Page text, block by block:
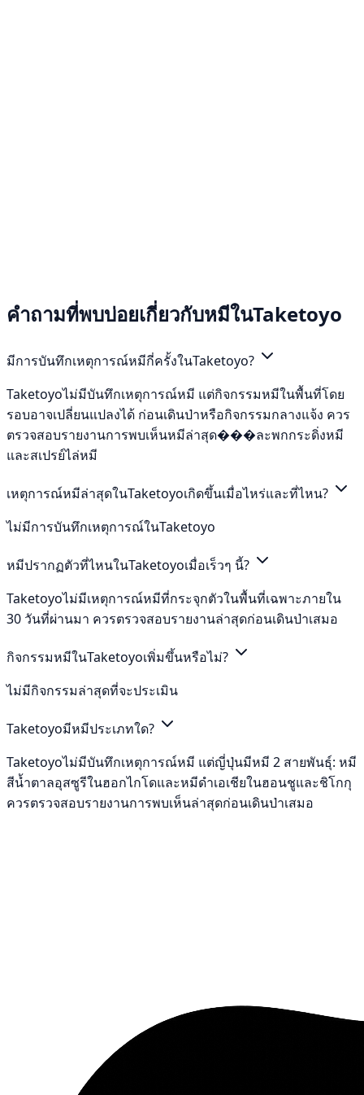
คำถามที่พบบ่อยเกี่ยวกับหมีในTaketoyo
มีการบันทึกเหตุการณ์หมีกี่ครั้งในTaketoyo?
Taketoyoไม่มีบันทึกเหตุการณ์หมี แต่กิจกรรมหมีในพื้นที่โดย
รอบอาจเปลี่ยนแปลงได้ ก่อนเดินป่าหรือกิจกรรมกลางแจ้ง ควร
ตรวจสอบรายงานการพบเห็นหมีล่าสุด���ละพกกระดิ่งหมี
และสเปรย์ไล่หมี
เหตุการณ์หมีล่าสุดในTaketoyoเกิดขึ้นเมื่อไหร่และที่ไหน?
ไม่มีการบันทึกเหตุการณ์ในTaketoyo
หมีปรากฏตัวที่ไหนในTaketoyoเมื่อเร็วๆ นี้?
Taketoyoไม่มีเหตุการณ์หมีที่กระจุกตัวในพื้นที่เฉพาะภายใน
30 วันที่ผ่านมา ควรตรวจสอบรายงานล่าสุดก่อนเดินป่าเสมอ
กิจกรรมหมีในTaketoyoเพิ่มขึ้นหรือไม่?
ไม่มีกิจกรรมล่าสุดที่จะประเมิน
Taketoyoมีหมีประเภทใด?
Taketoyoไม่มีบันทึกเหตุการณ์หมี แต่ญี่ปุ่นมีหมี 2 สายพันธุ์: หมี
สีน้ำตาลอุสซูรีในฮอกไกโดและหมีดำเอเชียในฮอนชูและชิโกกุ
ควรตรวจสอบรายงานการพบเห็นล่าสุดก่อนเดินป่าเสมอ